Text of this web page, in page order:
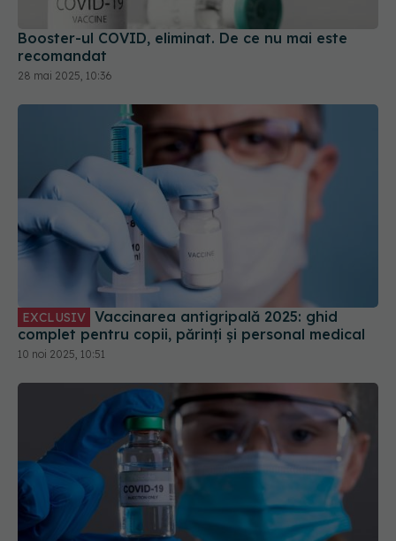
Booster-ul COVID, eliminat. De ce nu mai este
recomandat
28 mai 2025, 10:36
EXCLUSIV
complet pentru copii, părinți și personal medical
10 noi 2025, 10:51